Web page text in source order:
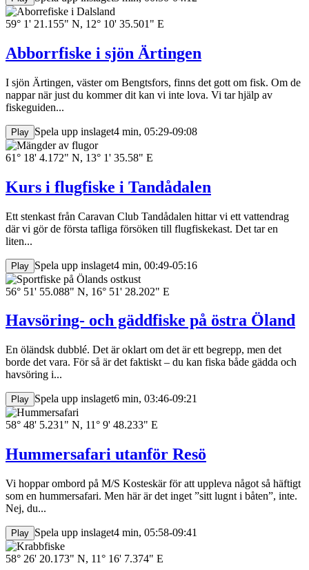
59° 1' 21.155" N, 12° 10' 35.501" E
Abborrfiske i sjön Ärtingen
I sjön Ärtingen, väster om Bengtsfors, finns det gott om fisk. Om de
nappar när just du kommer dit kan vi inte lova. Vi tar hjälp av
fiskeguiden...
Play Spela upp inslaget4 min, 05:29-09:08
61° 18' 4.172" N, 13° 1' 35.58" E
Kurs i flugfiske i Tandådalen
Ett stenkast från Caravan Club Tandådalen hittar vi ett vattendrag
där vi gör de första tafliga försöken till flugfiskekast. Det tar en
liten...
Play Spela upp inslaget4 min, 00:49-05:16
56° 51' 55.088" N, 16° 51' 28.202" E
Havsöring- och gäddfiske på östra Öland
En öländsk dubblé. Det är oklart om det är ett begrepp, men det
borde det vara. För så är det faktiskt – du kan fiska både gädda och
havsöring i...
Play Spela upp inslaget6 min, 03:46-09:21
58° 48' 5.231" N, 11° 9' 48.233" E
Hummersafari utanför Resö
Vi hoppar ombord på M/S Kosteskär för att uppleva något så häftigt
som en hummersafari. Men här är det inget ”sitt lugnt i båten”, inte.
Nej, du...
Play Spela upp inslaget4 min, 05:58-09:41
58° 26' 20.173" N, 11° 16' 7.374" E